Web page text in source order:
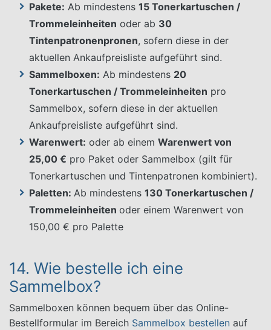
Pakete: Ab mindestens 15 Tonerkartuschen /
Trommeleinheiten oder ab 30
Tintenpatronenpronen, sofern diese in der
aktuellen Ankaufpreisliste aufgeführt sind.
Sammelboxen: Ab mindestens 20
Tonerkartuschen / Trommeleinheiten pro
Sammelbox, sofern diese in der aktuellen
Ankaufpreisliste aufgeführt sind.
Warenwert: oder ab einem Warenwert von
25,00 € pro Paket oder Sammelbox (gilt für
Tonerkartuschen und Tintenpatronen kombiniert).
Paletten: Ab mindestens 130 Tonerkartuschen /
Trommeleinheiten oder einem Warenwert von
150,00 € pro Palette
14. Wie bestelle ich eine
Sammelbox?
Sammelboxen können bequem über das Online-
Bestellformular im Bereich Sammelbox bestellen auf